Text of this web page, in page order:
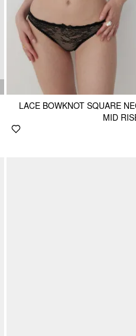
LACE BOWKNOT SQUARE
MID